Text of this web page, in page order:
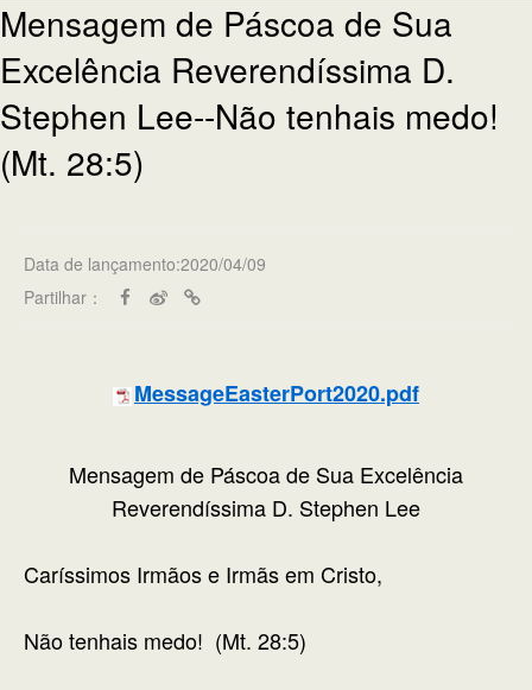
Mensagem de Páscoa de Sua
Excelência Reverendíssima D.
Stephen Lee--Não tenhais medo!
(Mt. 28:5)
Data de lançamento:2020/04/09
Partilhar：
MessageEasterPort2020.pdf
Mensagem de Páscoa de Sua Excelência
Reverendíssima D. Stephen Lee
Caríssimos Irmãos e Irmãs em Cristo,
Não tenhais medo! (Mt. 28:5)